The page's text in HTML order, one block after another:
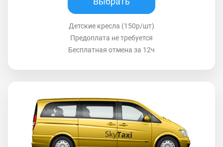
Детские кресла (150р/шт)
Предоплата не требуется
Бесплатная отмена за 12ч